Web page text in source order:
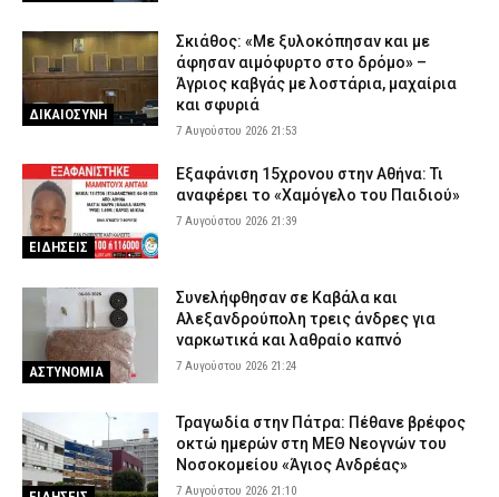
ΔΙΚΑΙΟΣΥΝΗ
Σκιάθος: «Με ξυλοκόπησαν και με
άφησαν αιμόφυρτο στο δρόμο» –
Άγριος καβγάς με λοστάρια, μαχαίρια
και σφυριά
7 Αυγούστου 2026 21:53
ΕΙΔΗΣΕΙΣ
Εξαφάνιση 15χρονου στην Αθήνα: Τι
αναφέρει το «Χαμόγελο του Παιδιού»
7 Αυγούστου 2026 21:39
ΑΣΤΥΝΟΜΙΑ
Συνελήφθησαν σε Καβάλα και
Αλεξανδρούπολη τρεις άνδρες για
ναρκωτικά και λαθραίο καπνό
7 Αυγούστου 2026 21:24
Τραγωδία στην Πάτρα: Πέθανε βρέφος
οκτώ ημερών στη ΜΕΘ Νεογνών του
Νοσοκομείου «Άγιος Ανδρέας»
7 Αυγούστου 2026 21:10